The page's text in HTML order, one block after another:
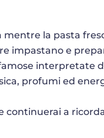
mentre la pasta
impastano e
interpretate
profumi ed
continuerai a